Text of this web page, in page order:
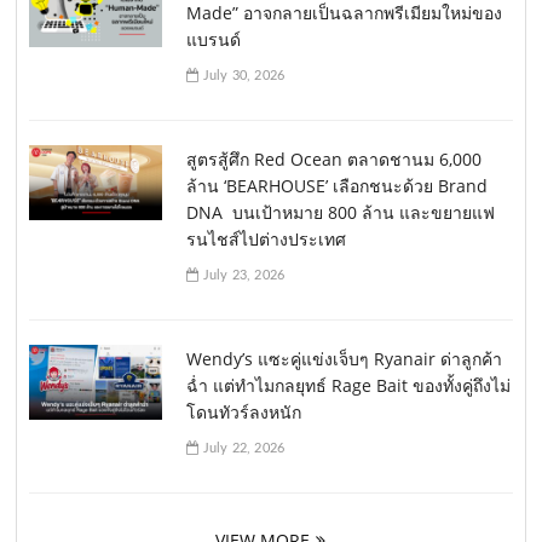
Made” อาจกลายเป็นฉลากพรีเมียมใหม่ของ
แบรนด์
July 30, 2026
สูตรสู้ศึก Red Ocean ตลาดชานม 6,000
ล้าน ‘BEARHOUSE’ เลือกชนะด้วย Brand
DNA บนเป้าหมาย 800 ล้าน และขยายแฟ
รนไชส์ไปต่างประเทศ
July 23, 2026
Wendy’s แซะคู่แข่งเจ็บๆ Ryanair ด่าลูกค้า
ฉ่ำ แต่ทำไมกลยุทธ์ Rage Bait ของทั้งคู่ถึงไม่
โดนทัวร์ลงหนัก
July 22, 2026